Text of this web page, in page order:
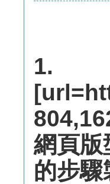
網頁
的步驟